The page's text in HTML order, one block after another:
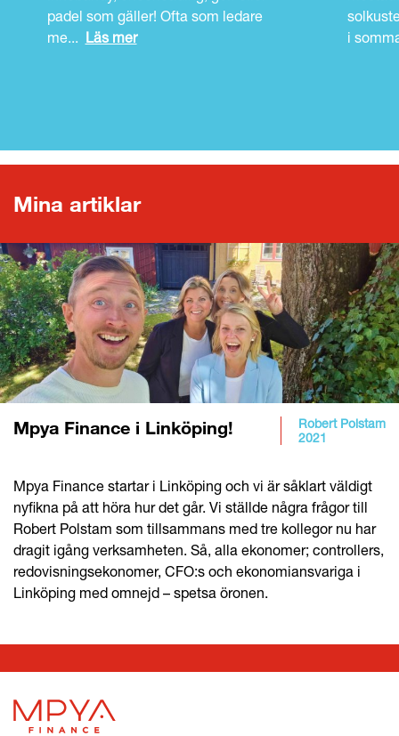
padel som gäller! Ofta som ledare
me... Läs mer
i
Mina artiklar
Robert Polstam
2021
Mpya Finance i Linköping!
Mpya Finance startar i Linköping och vi är såklart väldigt
nyfikna på att höra hur det går. Vi ställde några frågor till
Robert Polstam som tillsammans med tre kollegor nu har
dragit igång verksamheten. Så, alla ekonomer; controllers,
redovisningsekonomer, CFO:s och ekonomiansvariga i
Linköping med omnejd – spetsa öronen.